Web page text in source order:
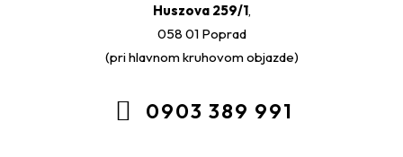
Huszova 259/1,
058 01 Poprad
(pri hlavnom kruhovom objazde)
0903 389 991